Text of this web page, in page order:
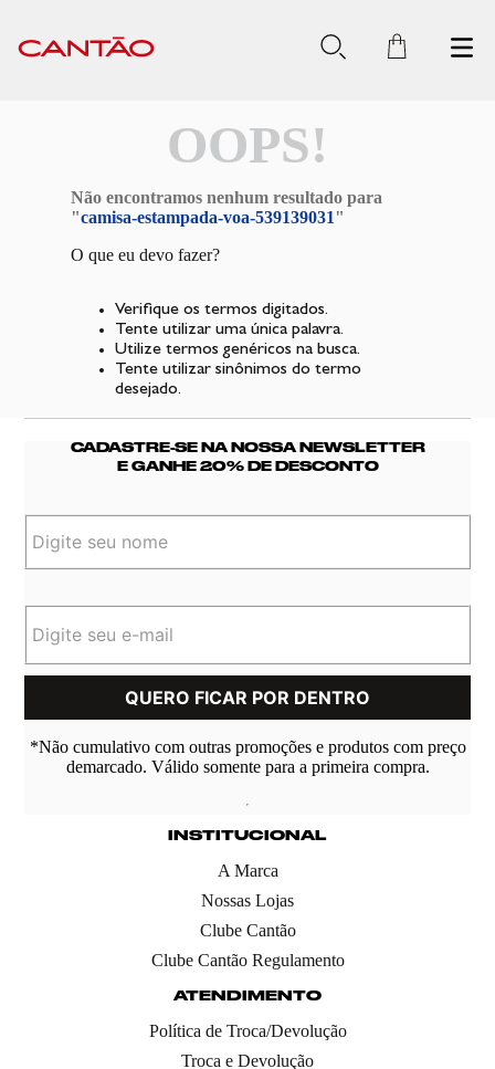
OOPS!
Não encontramos nenhum resultado para
"camisa-estampada-voa-539139031 "
O que eu devo fazer?
Verifique os termos digitados.
Tente utilizar uma única palavra.
Utilize termos genéricos na busca.
Tente utilizar sinônimos do termo
desejado.
CADASTRE-SE NA NOSSA NEWSLETTER
E GANHE 20% DE DESCONTO
*Não cumulativo com outras promoções e produtos com preço
demarcado. Válido somente para a primeira compra.
INSTITUCIONAL
A Marca
Nossas Lojas
Clube Cantão
Clube Cantão Regulamento
ATENDIMENTO
Política de Troca/Devolução
Troca e Devolução